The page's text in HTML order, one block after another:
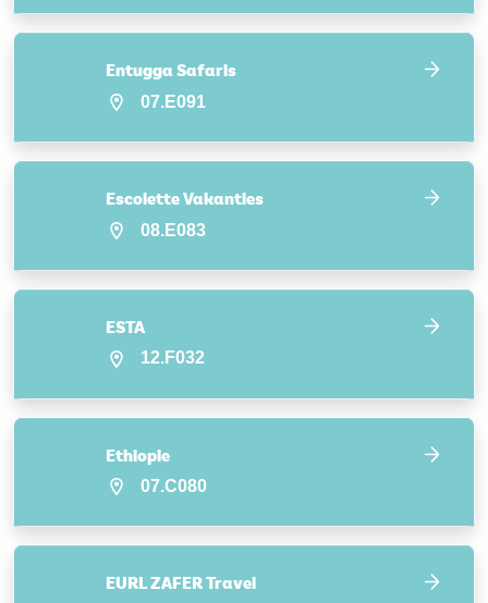
Entugga Safaris
07.E091
Escolette Vakanties
08.E083
ESTA
12.F032
Ethiopie
07.C080
EURL ZAFER Travel